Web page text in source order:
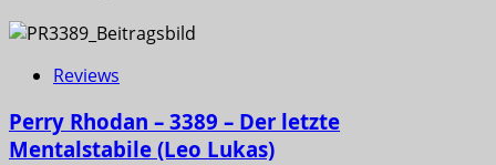
Reviews
Perry Rhodan – 3389 – Der letzte
Mentalstabile (Leo Lukas)